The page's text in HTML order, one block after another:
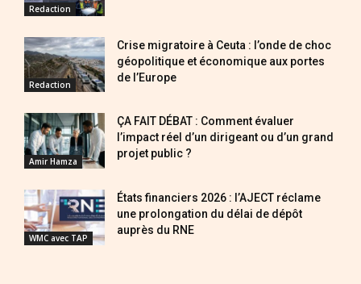
Redaction
Redaction
Crise migratoire à Ceuta : l’onde de choc
géopolitique et économique aux portes
de l’Europe
Amir Hamza
ÇA FAIT DÉBAT : Comment évaluer
l’impact réel d’un dirigeant ou d’un grand
projet public ?
WMC avec TAP
États financiers 2026 : l’AJECT réclame
une prolongation du délai de dépôt
auprès du RNE